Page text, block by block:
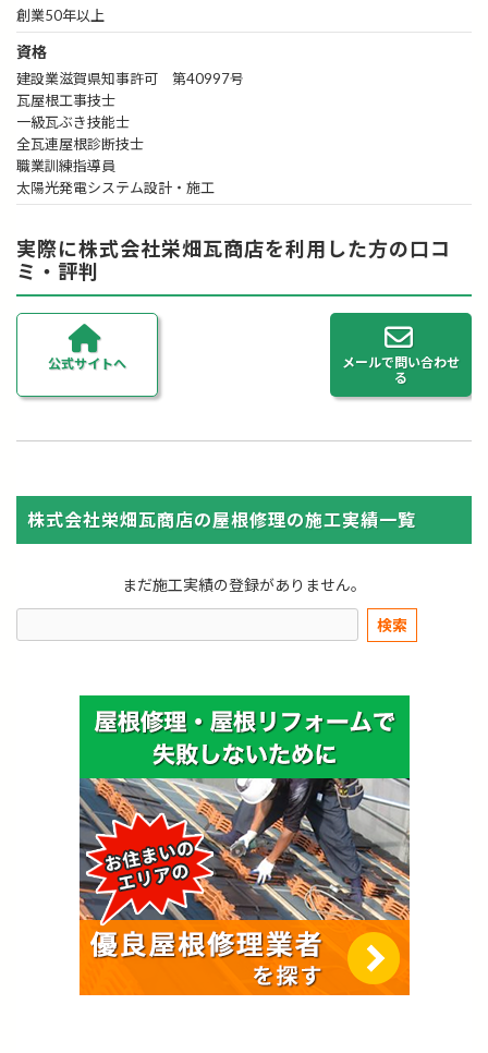
創業50年以上
資格
建設業滋賀県知事許可 第40997号
瓦屋根工事技士
一級瓦ぶき技能士
全瓦連屋根診断技士
職業訓練指導員
太陽光発電システム設計・施工
実際に株式会社栄畑瓦商店を利用した方の口コ
ミ・評判
公式サイトへ
メールで問い合わせ
る
株式会社栄畑瓦商店の屋根修理の施工実績一覧
まだ施工実績の登録がありません。